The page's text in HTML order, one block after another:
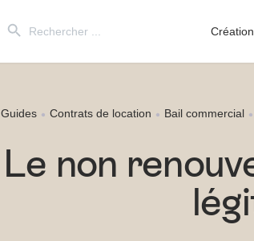
for:
Guides Contrats de location Bail commercial
Le non